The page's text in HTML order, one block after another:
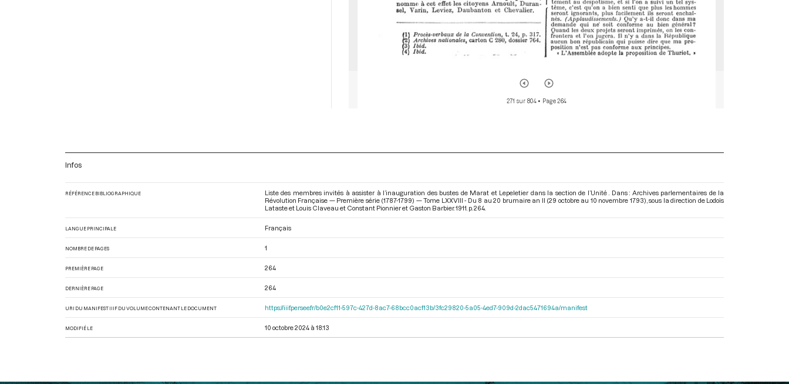
271 sur 804• Page 264
Infos
RÉFÉRENCE BIBLIOGRAPHIQUE
Liste des membres invités à assister à l’inauguration des bustes de Marat et Lepeletier dans la section de l’Unité . Dans : Archives parlementaires de la
Révolution Française — Première série (1787-1799) — Tome LXXVIII - Du 8 au 20 brumaire an II (29 octobre au 10 novembre 1793) , sous la direction de Lodoïs
Lataste et Louis Claveau et Constant Pionnier et Gaston Barbier. 1911. p. 264.
LANGUE PRINCIPALE Français
NOMBRE DE PAGES 1
PREMIÈRE PAGE 264
DERNIÈRE PAGE 264
URI DU MANIFEST IIIF DU VOLUME CONTENANT LE DOCUMENT https://iiif.persee.fr/b0e2cf11-597c-427d-8ac7-68bcc0acf13b/3fc29820-5a05-4ed7-909d-2dac5471694a/manifest
MODIFIÉ LE 10 octobre 2024 à 18:13